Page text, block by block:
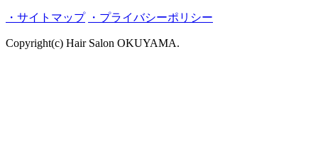
・サイトマップ ・プライバシーポリシー
Copyright(c) Hair Salon OKUYAMA.